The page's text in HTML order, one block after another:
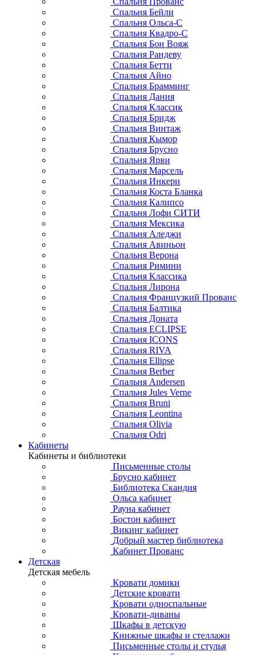
Спальня Бейли
Спальня Ольса-С
Спальня Квадро-С
Спальня Бон Вояж
Спальня Рандеву
Спальня Бетти
Спальня Айно
Спальня Брамминг
Спальня Дания
Спальня Классик
Спальня Бридж
Спальня Винтаж
Спальня Кымор
Спальня Брусно
Спальня Ярви
Спальня Марсель
Спальня Инкери
Спальня Коста Бланка
Спальня Калипсо
Спальня Лофи СИТИ
Спальня Мексика
Спальня Аледжи
Спальня Авиньон
Спальня Верона
Спальня Римини
Спальня Классика
Спальня Лирона
Спальня Французкий Прованс
Спальня Балтика
Спальня Доната
Спальня ECLIPSE
Спальня ICONS
Спальня RIVA
Спальня Ellipse
Спальня Berber
Спальня Andersen
Спальня Jules Verne
Спальня Bruni
Спальня Leontina
Спальня Olivia
Спальня Odri
Кабинеты
Кабинеты и библиотеки
Письменные столы
Брусно кабинет
Библиотека Скандия
Ольса кабинет
Рауна кабинет
Бостон кабинет
Викинг кабинет
Добрый мастер библиотека
Кабинет Прованс
Детская
Детская мебель
Кровати домики
Детские кровати
Кровати односпальные
Кровати-диваны
Шкафы в детскую
Книжные шкафы и стеллажи
Письменные столы и стулья